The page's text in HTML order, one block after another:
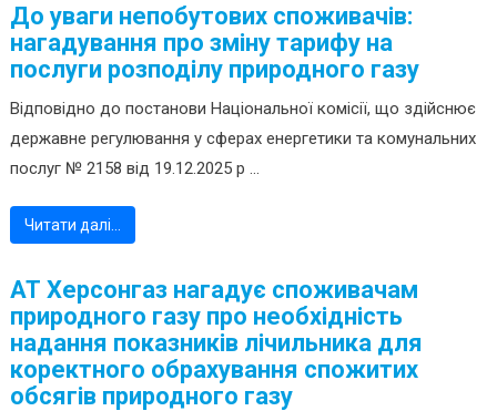
До уваги непобутових споживачів:
нагадування про зміну тарифу на
послуги розподілу природного газу
Відповідно до постанови Національної комісії, що здійснює
державне регулювання у сферах енергетики та комунальних
послуг № 2158 від 19.12.2025 р ...
Читати далі…
АТ Херсонгаз нагадує споживачам
природного газу про необхідність
надання показників лічильника для
коректного обрахування спожитих
обсягів природного газу